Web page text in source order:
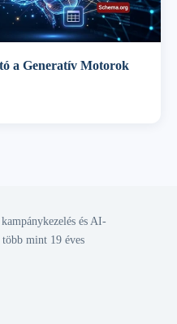
a Generatív Motorok
és AI-
mint 19 éves